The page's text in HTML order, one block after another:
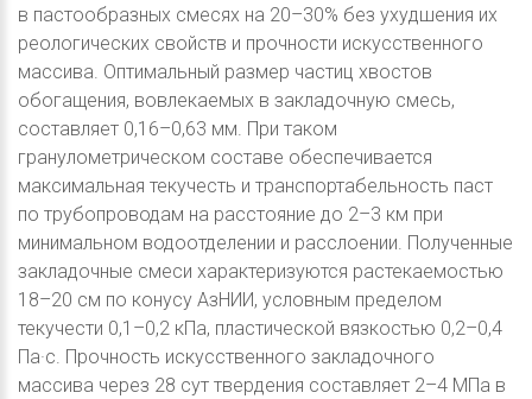
в пастообразных смесях на 20–30% без ухудшения их
реологических свойств и прочности искусственного
массива. Оптимальный размер частиц хвостов
обогащения, вовлекаемых в закладочную смесь,
составляет 0,16–0,63 мм. При таком
гранулометрическом составе обеспечивается
максимальная текучесть и транспортабельность паст
по трубопроводам на расстояние до 2–3 км при
минимальном водоотделении и расслоении. Полученные
закладочные смеси характеризуются растекаемостью
18–20 см по конусу АзНИИ, условным пределом
текучести 0,1–0,2 кПа, пластической вязкостью 0,2–0,4
Па·с. Прочность искусственного закладочного
массива через 28 сут твердения составляет 2–4 МПа в